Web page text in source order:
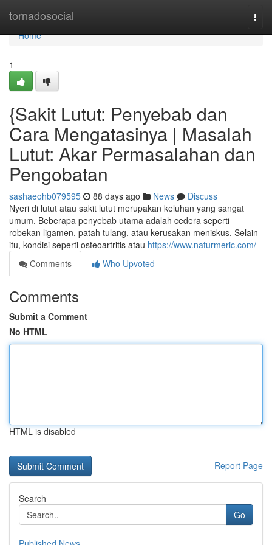
tornadosocial
Home
Home
1
{Sakit Lutut: Penyebab dan
Cara Mengatasinya | Masalah
Lutut: Akar Permasalahan dan
Pengobatan
sashaeohb079595 88 days ago News
Discuss
Nyeri di lutut atau sakit lutut merupakan keluhan yang sangat
umum. Beberapa penyebab utama adalah cedera seperti
robekan ligamen, patah tulang, atau kerusakan meniskus. Selain
itu, kondisi seperti osteoartritis atau https://www.naturmeric.com/
Comments
Who Upvoted
Comments
Submit a Comment
No HTML
HTML is disabled
Report Page
Search
Go